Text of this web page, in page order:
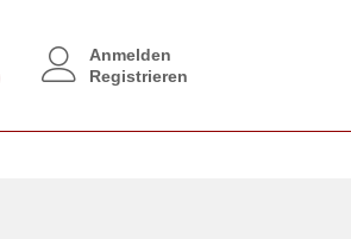
Anmelden
Registrieren